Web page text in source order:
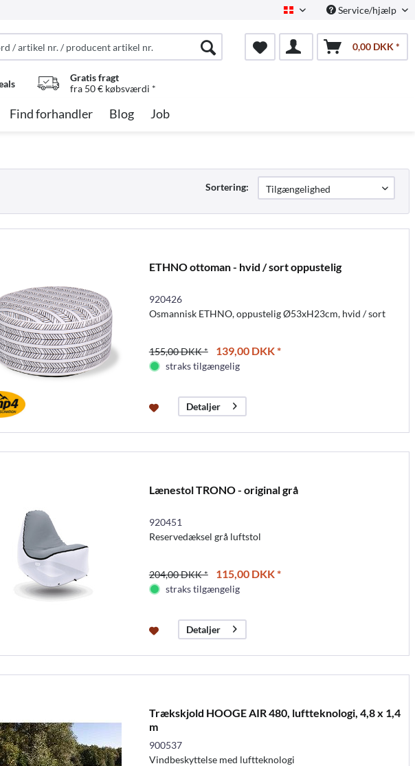
Dansk Service/hjælp
0,00 DKK *
Gratis fragt
fra 50 € købsværdi *
Find forhandler Blog Job
Sortering:
ETHNO ottoman - hvid / sort oppustelig
920426
Osmannisk ETHNO, oppustelig Ø53xH23cm, hvid / sort
155,00 DKK * 139,00 DKK *
straks tilgængelig
Detaljer
Lænestol TRONO - original grå
920451
Reservedæksel grå luftstol
204,00 DKK * 115,00 DKK *
straks tilgængelig
Detaljer
Trækskjold HOOGE AIR 480, luftteknologi, 4,8 x 1,4
m
900537
Vindbeskyttelse med luftteknologi